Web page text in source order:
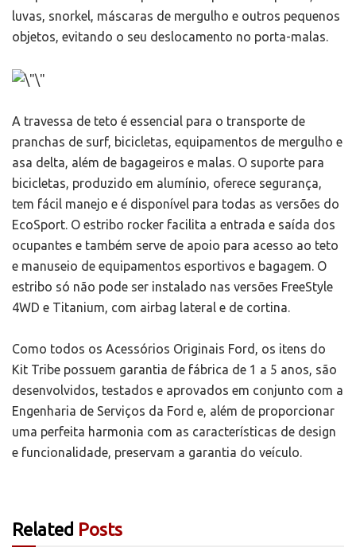
luvas, snorkel, máscaras de mergulho e outros pequenos
objetos, evitando o seu deslocamento no porta-malas.
A travessa de teto é essencial para o transporte de
pranchas de surf, bicicletas, equipamentos de mergulho e
asa delta, além de bagageiros e malas. O suporte para
bicicletas, produzido em alumínio, oferece segurança,
tem fácil manejo e é disponível para todas as versões do
EcoSport. O estribo rocker facilita a entrada e saída dos
ocupantes e também serve de apoio para acesso ao teto
e manuseio de equipamentos esportivos e bagagem. O
estribo só não pode ser instalado nas versões FreeStyle
4WD e Titanium, com airbag lateral e de cortina.
Como todos os Acessórios Originais Ford, os itens do
Kit Tribe possuem garantia de fábrica de 1 a 5 anos, são
desenvolvidos, testados e aprovados em conjunto com a
Engenharia de Serviços da Ford e, além de proporcionar
uma perfeita harmonia com as características de design
e funcionalidade, preservam a garantia do veículo.
Related Posts